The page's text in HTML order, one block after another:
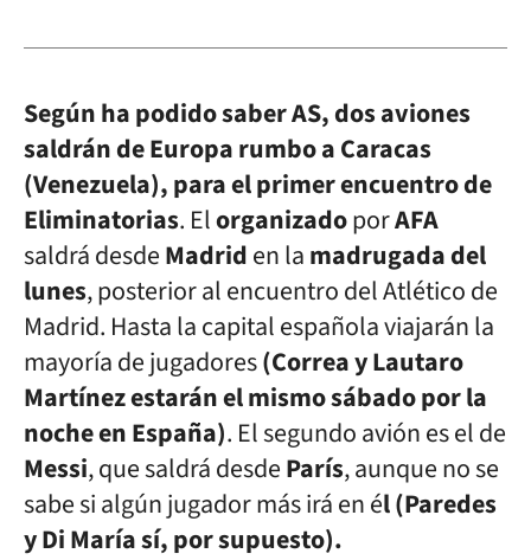
Según ha podido saber AS, dos aviones
saldrán de Europa rumbo a Caracas
(Venezuela), para el primer encuentro de
Eliminatorias. ElorganizadoporAFA
saldrá desdeMadriden lamadrugada del
lunes, posterior al encuentro del Atlético de
Madrid. Hasta la capital española viajarán la
mayoría de jugadores(Correa y Lautaro
Martínez estarán el mismo sábado por la
noche en España). El segundo avión es el de
Messi, que saldrá desdeParís, aunque no se
sabe si algún jugador más irá en él (Paredes
y Di María sí, por supuesto).